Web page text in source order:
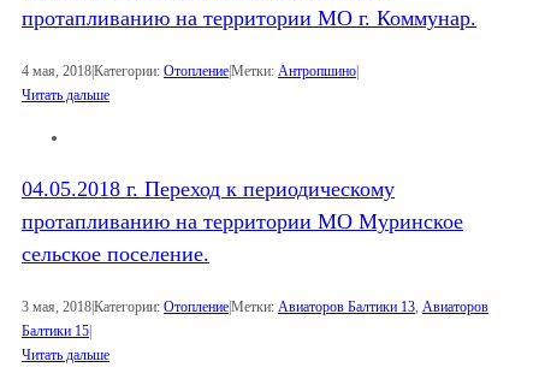
протапливанию на территории МО г. Коммунар.
4 мая, 2018Категории: ОтоплениеМетки: Антропшино
Читать дальше
04.05.2018 г. Переход к периодическому
протапливанию на территории МО Муринское
сельское поселение.
3 мая, 2018Категории: ОтоплениеМетки: Авиаторов Балтики 13, Авиаторов
Балтики 15
Читать дальше